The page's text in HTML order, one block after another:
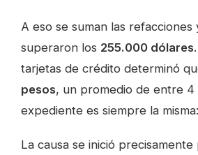
A eso se suman las
superaron los 255.000 dólares
tarjetas de crédito determinó
pesos, un promedio de entre
expediente es siempre la
La causa se inició